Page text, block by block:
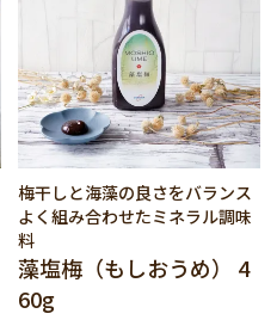
梅干しと海藻の良さをバランス
よく組み合わせたミネラル調味
料
藻塩梅（もしおうめ） 4
60g